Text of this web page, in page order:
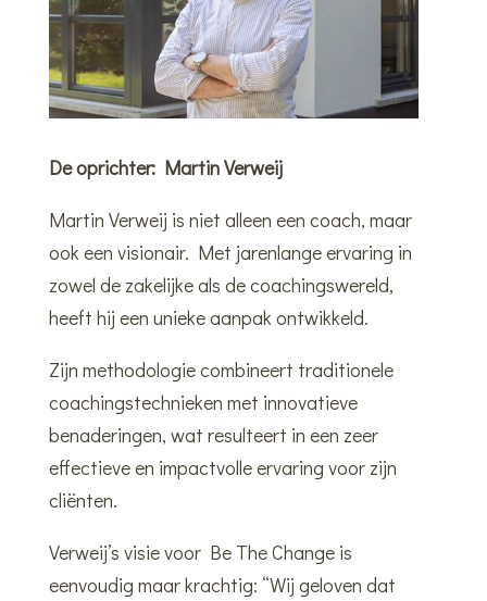
De oprichter: Martin Verweij
Martin Verweij is niet alleen een coach, maar
ook een visionair. Met jarenlange ervaring in
zowel de zakelijke als de coachingswereld,
heeft hij een unieke aanpak ontwikkeld.
Zijn methodologie combineert traditionele
coachingstechnieken met innovatieve
benaderingen, wat resulteert in een zeer
effectieve en impactvolle ervaring voor zijn
cliënten.
Verweij’s visie voor Be The Change is
eenvoudig maar krachtig: “Wij geloven dat